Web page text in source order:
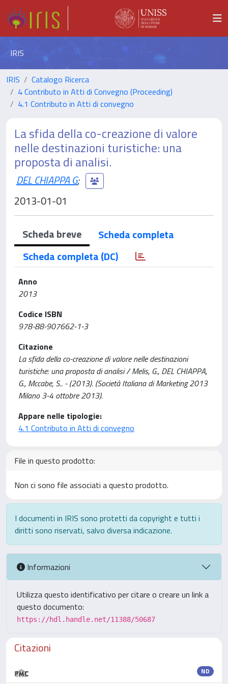
IRIS
IRIS
Catalogo Ricerca
4 Contributo in Atti di Convegno (Proceeding)
4.1 Contributo in Atti di convegno
La sfida della co-creazione di valore
nelle destinazioni turistiche: una
proposta di analisi.
DEL CHIAPPA G;
2013-01-01
Scheda breve
Scheda completa
Scheda completa (DC)
Anno
2013
Codice ISBN
978-88-907662-1-3
Citazione
La sfida della co-creazione di valore nelle destinazioni
turistiche: una proposta di analisi / Melis, G., DEL CHIAPPA,
G., Mccabe, S.. - (2013). (Società Italiana di Marketing 2013
Milano 3-4 ottobre 2013).
Appare nelle tipologie:
4.1 Contributo in Atti di convegno
File in questo prodotto:
Non ci sono file associati a questo prodotto.
I documenti in IRIS sono protetti da copyright e tutti i
diritti sono riservati, salvo diversa indicazione.
Informazioni
Utilizza questo identificativo per citare o creare un link a
questo documento:
https://hdl.handle.net/11388/50687
Citazioni
ND